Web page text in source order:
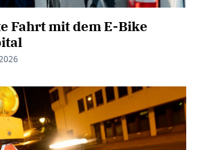
Fahrt mit dem E-Bike